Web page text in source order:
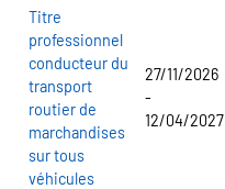
Titre
professionnel
conducteur du
transport
routier de
marchandises
sur tous
véhicules
27/11/2026
-
12/04/2027